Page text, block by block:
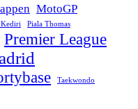
MotoGP
Kediri Piala Thomas
Premier League
Taekwondo